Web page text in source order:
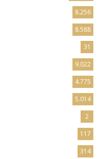
8.256
8.588
31
9.022
4.775
5.014
2
117
314